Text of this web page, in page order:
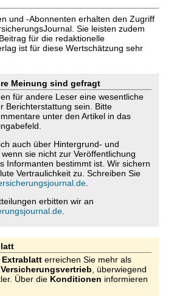
und -Abonnenten erhalten den Zugriff
Sie leisten zudem
für die redaktionelle
ist für diese Wertschätzung sehr
Meinung sind gefragt
für andere Leser eine wesentliche
Berichterstattung sein. Bitte
unter den Artikel in das
auch über Hintergrund- und
sie nicht zur Veröffentlichung
Informanten bestimmt ist. Wir sichern
Vertraulichkeit zu. Schreiben Sie
erbitten wir an
Extrablatt erreichen Sie mehr als
Versicherungsvertrieb , überwiegend
Über die Konditionen informieren